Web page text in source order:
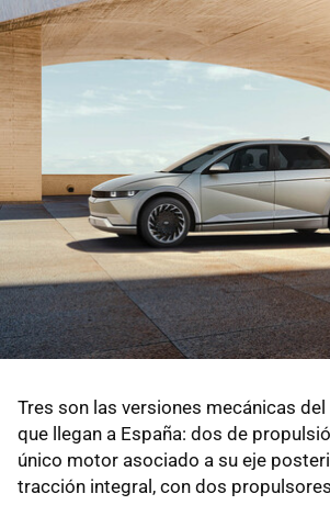
Tres son las versiones mecánicas del
que llegan a España: dos de
único motor asociado a su eje
tracción integral, con dos